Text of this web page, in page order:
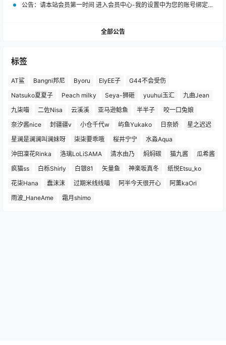
公告： 请本站会员第一时间 进入会员中心-我的设置中为您的账号绑定邮箱!
全部公告
标签
AT鲨 Bangni邦尼 Byoru ElyEE子
G44不会受伤
Natsuko夏夏子
Peach milky Seya-狮砸 yuuhui玉汇
九曲Jean
九柒喵
二佐Nisa 云溪溪 亚马逊鲶鱼 半半子
咬一口兔娘
奈汐酱nice
封疆疆v 小仓千代w 屿鱼Yukako 日奈娇
星之迟迟
星澜是澜澜叫澜妹呀
柒柒要乖哦 桜井宁宁
水淼Aqua
沖田凜花Rinka
洛璃LoLiSAMA 清水由乃 焖焖碳 猫九酱
瓜希酱
疯猫ss
白栎Shirly 白银81 矢量鱼 神楽坂真冬
纸悦Etsu_ko
花柒Hana
蠢沫沫 过期米线线喵 阿半今天很开心
阿薰kaOri
雨波_HaneAme
霜月shimo